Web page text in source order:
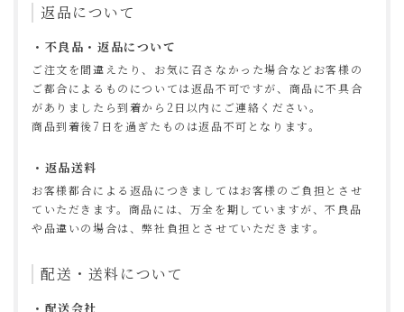
返品について
不良品・返品について
ご注文を間違えたり、お気に召さなかった場合などお客様の
ご都合によるものについては返品不可ですが、商品に不具合
がありましたら到着から2日以内にご連絡ください。
商品到着後7日を過ぎたものは返品不可となります。
返品送料
お客様都合による返品につきましてはお客様のご負担とさせ
ていただきます。商品には、万全を期していますが、不良品
や品違いの場合は、弊社負担とさせていただきます。
配送・送料について
配送会社